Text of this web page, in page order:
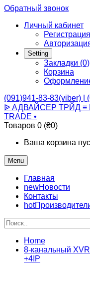
Обратный звонок
Личный кабинет
Регистрация
Setting
Закладки (0)
Корзина
(091)941-83-83(viber) |
ᐉ АДВАЙСЕР ТРЙД ≡
TRADE •
Товаров 0 (₴0)
Ваша корзина
Menu
Главная
newНовости
Контакты
hot
Home
8-канальный
+4IP